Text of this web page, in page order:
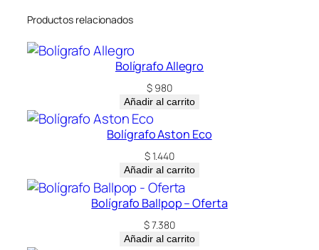
Productos relacionados
Bolígrafo Allegro
$ 980
Añadir al carrito
Bolígrafo Aston Eco
$1.440
Añadir al carrito
Bolígrafo Ballpop – Oferta
$7.380
Añadir al carrito